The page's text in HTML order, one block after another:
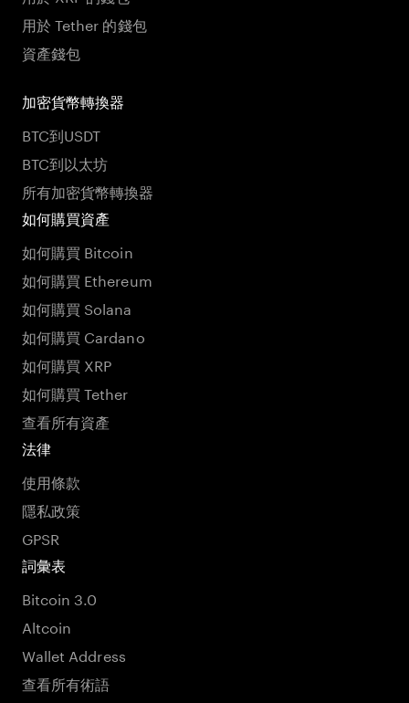
用於 Tether 的錢包
資產錢包
加密貨幣轉換器
BTC到USDT
BTC到以太坊
所有加密貨幣轉換器
如何購買資產
如何購買 Bitcoin
如何購買 Ethereum
如何購買 Solana
如何購買 Cardano
如何購買 XRP
如何購買 Tether
查看所有資產
法律
使用條款
隱私政策
GPSR
詞彙表
Bitcoin 3.0
Altcoin
Wallet Address
查看所有術語